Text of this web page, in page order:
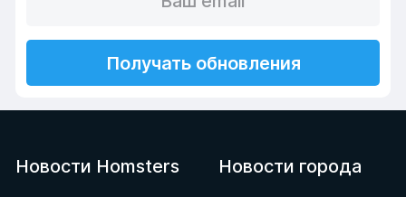
Получать обновления
Новости Homsters Новости города